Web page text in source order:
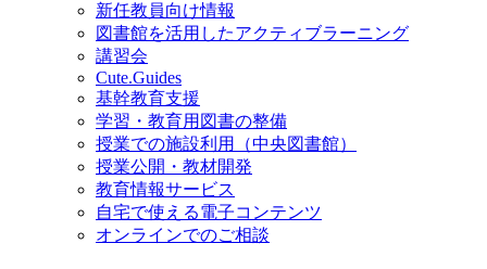
新任教員向け情報
図書館を活用したアクティブラーニング
講習会
Cute.Guides
基幹教育支援
学習・教育用図書の整備
授業での施設利用（中央図書館）
授業公開・教材開発
教育情報サービス
自宅で使える電子コンテンツ
オンラインでのご相談